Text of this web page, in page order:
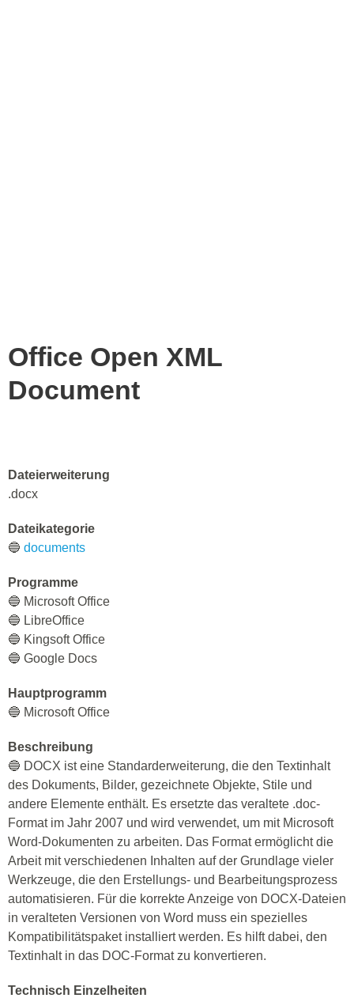
Office Open XML
Document
Dateierweiterung
.docx
Dateikategorie
🔵 documents
Programme
🔵 Microsoft Office
🔵 LibreOffice
🔵 Kingsoft Office
🔵 Google Docs
Hauptprogramm
🔵 Microsoft Office
Beschreibung
🔵 DOCX ist eine Standarderweiterung, die den Textinhalt
des Dokuments, Bilder, gezeichnete Objekte, Stile und
andere Elemente enthält. Es ersetzte das veraltete .doc-
Format im Jahr 2007 und wird verwendet, um mit Microsoft
Word-Dokumenten zu arbeiten. Das Format ermöglicht die
Arbeit mit verschiedenen Inhalten auf der Grundlage vieler
Werkzeuge, die den Erstellungs- und Bearbeitungsprozess
automatisieren. Für die korrekte Anzeige von DOCX-Dateien
in veralteten Versionen von Word muss ein spezielles
Kompatibilitätspaket installiert werden. Es hilft dabei, den
Textinhalt in das DOC-Format zu konvertieren.
Technisch Einzelheiten